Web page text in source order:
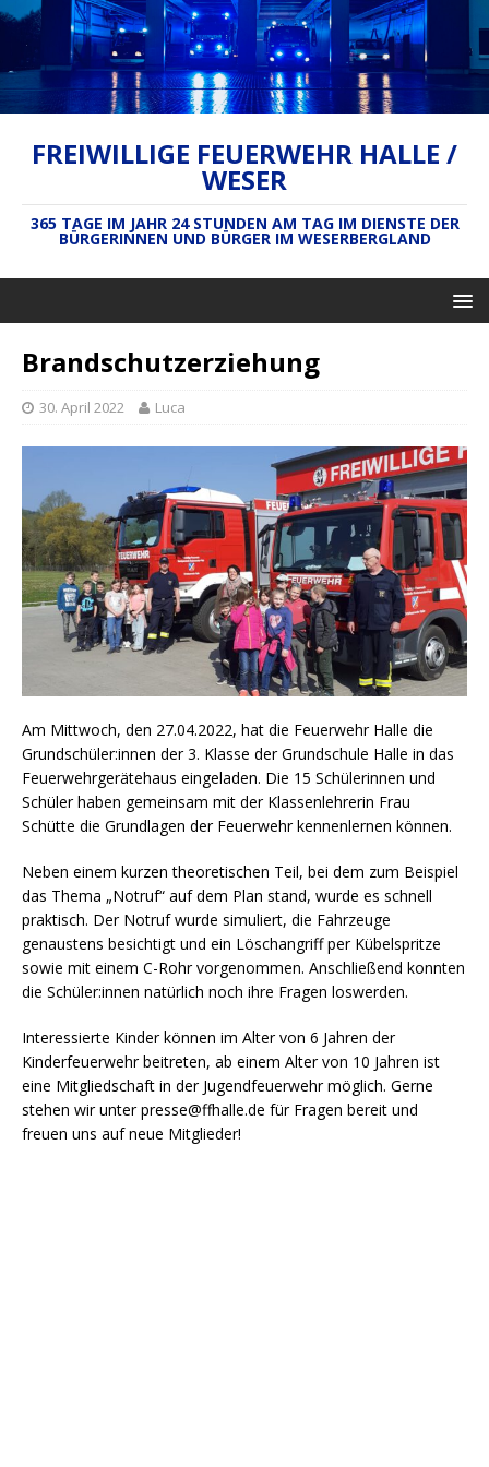
FREIWILLIGE FEUERWEHR HALLE /
WESER
365 TAGE IM JAHR 24 STUNDEN AM TAG IM DIENSTE DER
BÜRGERINNEN UND BÜRGER IM WESERBERGLAND
Brandschutzerziehung
30. April 2022 Luca
Am Mittwoch, den 27.04.2022, hat die Feuerwehr Halle die
Grundschüler:innen der 3. Klasse der Grundschule Halle in das
Feuerwehrgerätehaus eingeladen. Die 15 Schülerinnen und
Schüler haben gemeinsam mit der Klassenlehrerin Frau
Schütte die Grundlagen der Feuerwehr kennenlernen können.
Neben einem kurzen theoretischen Teil, bei dem zum Beispiel
das Thema „Notruf“ auf dem Plan stand, wurde es schnell
praktisch. Der Notruf wurde simuliert, die Fahrzeuge
genaustens besichtigt und ein Löschangriff per Kübelspritze
sowie mit einem C-Rohr vorgenommen. Anschließend konnten
die Schüler:innen natürlich noch ihre Fragen loswerden.
Interessierte Kinder können im Alter von 6 Jahren der
Kinderfeuerwehr beitreten, ab einem Alter von 10 Jahren ist
eine Mitgliedschaft in der Jugendfeuerwehr möglich. Gerne
stehen wir unter presse@ffhalle.de für Fragen bereit und
freuen uns auf neue Mitglieder!